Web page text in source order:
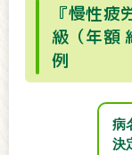
『慢性疲
級（年額
例
病
決